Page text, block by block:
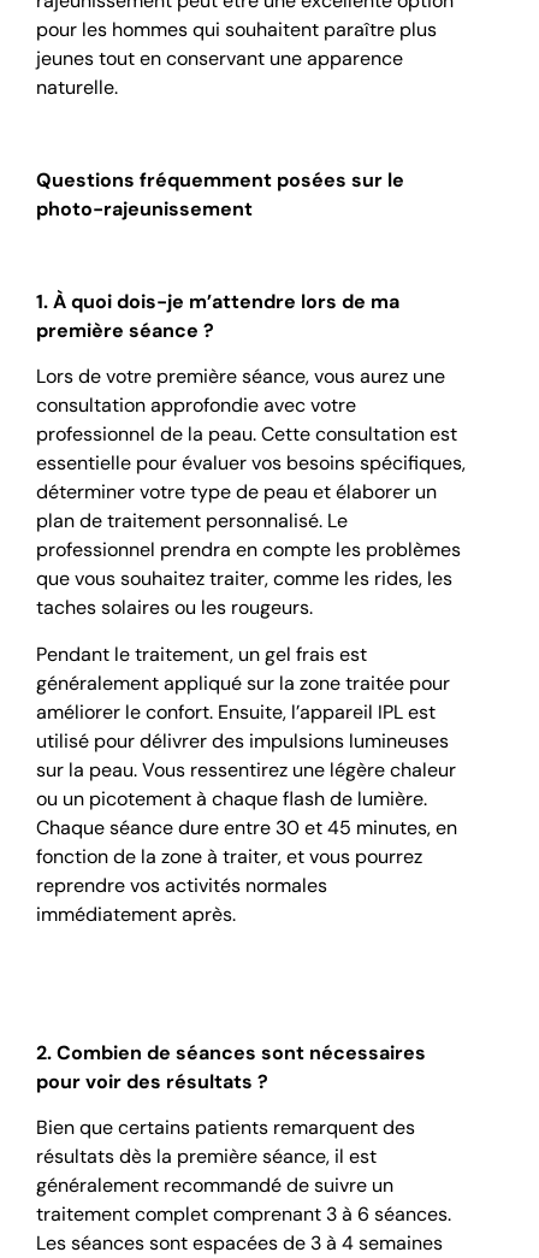
pour les hommes qui souhaitent paraître plus
jeunes tout en conservant une apparence
naturelle.
Questions fréquemment posées sur le
photo-rajeunissement
1. À quoi dois-je m’attendre lors de ma
première séance ?
Lors de votre première séance, vous aurez une
consultation approfondie avec votre
professionnel de la peau. Cette consultation est
essentielle pour évaluer vos besoins spécifiques,
déterminer votre type de peau et élaborer un
plan de traitement personnalisé. Le
professionnel prendra en compte les problèmes
que vous souhaitez traiter, comme les rides, les
taches solaires ou les rougeurs.
Pendant le traitement, un gel frais est
généralement appliqué sur la zone traitée pour
améliorer le confort. Ensuite, l’appareil IPL est
utilisé pour délivrer des impulsions lumineuses
sur la peau. Vous ressentirez une légère chaleur
ou un picotement à chaque flash de lumière.
Chaque séance dure entre 30 et 45 minutes, en
fonction de la zone à traiter, et vous pourrez
reprendre vos activités normales
immédiatement après.
2. Combien de séances sont nécessaires
pour voir des résultats ?
Bien que certains patients remarquent des
résultats dès la première séance, il est
généralement recommandé de suivre un
traitement complet comprenant 3 à 6 séances.
Les séances sont espacées de 3 à 4 semaines